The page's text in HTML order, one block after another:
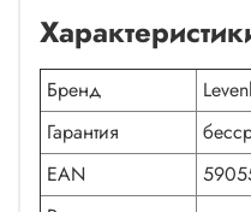
Бренд
Гарантия
EAN